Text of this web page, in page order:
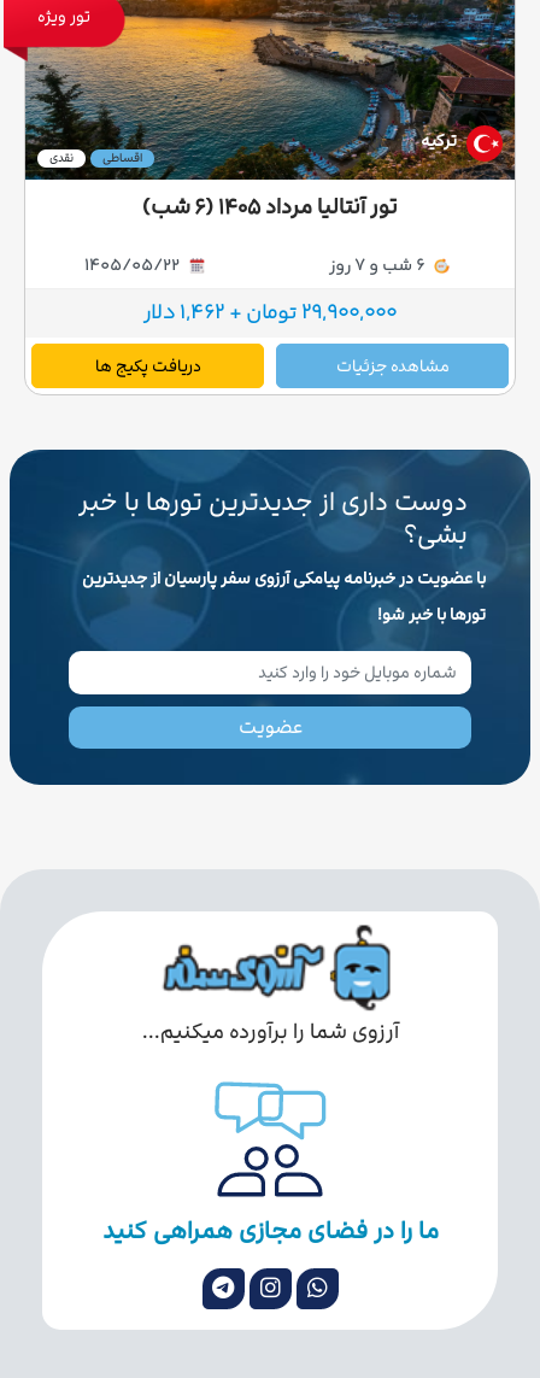
تور ویژه
ترکیه
نقدی اقساطی
تور آنتالیا مرداد ۱۴۰۵ (۶ شب)
29,900,000 تومان + 1,462 دلار
مشاهده جزئیات دریافت پکیج ها
دوست داری از جدیدترین تورها با خبر
بشی؟
با عضویت در خبرنامه پیامکی آرزوی سفر پارسیان از جدیدترین
تورها با خبر شو!
عضویت
آرزوی شما را برآورده میکنیم...
ما را در فضای مجازی همراهی کنید